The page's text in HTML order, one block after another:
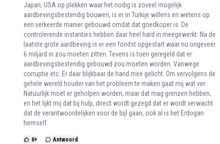
Japan, USA op plekken waar het nodig is zoveel mogelijk
aardbevingsbestendig bouwen, is er in Turkije willens en wetens op
een verkeerde manier gebouwd omdat dat goedkoper is. De
controlerende instanties hebben daar heel hard in meegewerkt. Na de
laatste grote aardbeving is er een fondst opgestart waar nu ongeveer
6 miljard in zou moeten zitten. Tevens is toen geregeld dat er
aardbevingsbestendig gebouwd zou moeten worden. Vanwege
corruptie etc. Er daar blijkbaar de hand mee gelicht. Om vervolgens de
gehele wereld houder van het probleem te maken gaat mij wat ver.
Natuurlijk moet er geholpen worden, maar dat mag grenzen hebben,
en het lijkt mij dat bij hulp, direct wordt gezegd dat er wordt verwacht
dat de verantwoordelijken voor de bijl gaan, ook al is het Erdogan
hemself.
6+ Antwoord